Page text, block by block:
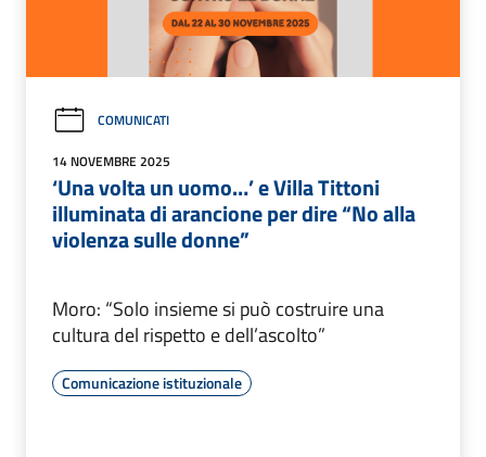
COMUNICATI
14 NOVEMBRE 2025
‘Una volta un uomo…’ e Villa Tittoni
illuminata di arancione per dire “No alla
violenza sulle donne”
Moro: “Solo insieme si può costruire una
cultura del rispetto e dell’ascolto”
Comunicazione istituzionale